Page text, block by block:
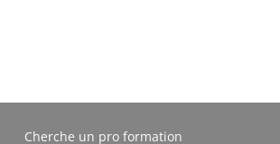
Cherche un pro formation